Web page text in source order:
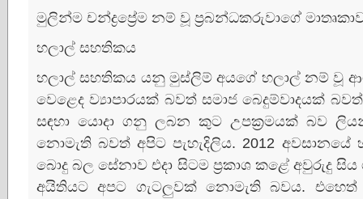
මුලින්ම චන්ද්‍රප්‍රේම නම් වූ ප්‍රබන්ධකරුවාගේ
හලාල් සහතිකය
හලාල් සහතිකය යනු මුස්‌ලිම් අයගේ හලාල් නම් වූ
වෙළෙද ව්‍යාපාරයක්‌ බවත් සමාජ බෙදුම්වාදයක්‌
සඳහා යොදා ගනු ලබන කුට උපක්‍රමයක්‌ බව
නොමැති බවත් අපිට පැහැදිලිය. 2012
බොදු බල සේනාව එදා සිටම ප්‍රකාශ කළේ අවුරුදු
අයිතියට අපට ගැටලුවක්‌ නොමැති බවය.